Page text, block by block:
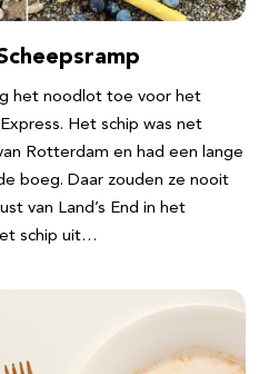
het noodlot toe voor het
Het schip was net
Rotterdam en had een lange
boeg. Daar zouden ze nooit
van Land’s End in het
schip uit…